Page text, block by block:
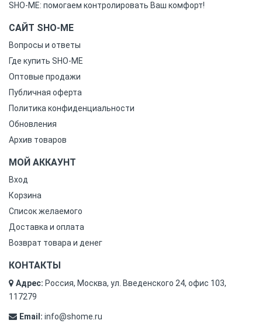
SHO-ME: помогаем контролировать Ваш комфорт!
САЙТ SHO-ME
Вопросы и ответы
Где купить SHO-ME
Оптовые продажи
Публичная оферта
Политика конфиденциальности
Обновления
Архив товаров
МОЙ АККАУНТ
Вход
Корзина
Список желаемого
Доставка и оплата
Возврат товара и денег
КОНТАКТЫ
Адрес: Россия, Москва, ул. Введенского 24, офис 103,
117279
Email: info@shome.ru